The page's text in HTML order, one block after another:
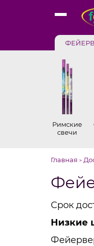
Римские
свечи
Главная >
Срок
Низкие